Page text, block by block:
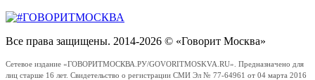
Все права защищены. 2014-2026 © «Говорит Москва»
Сетевое издание «ГОВОРИТМОСКВА.РУ/GOVORITMOSKVA.RU». Предназначено для
лиц старше 16 лет. Свидетельство о регистрации СМИ Эл № 77-64961 от 04 марта 2016